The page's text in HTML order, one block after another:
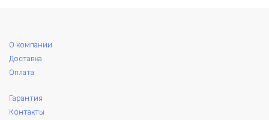
О компании
Доставка
Оплата
Гарантия
Контакты